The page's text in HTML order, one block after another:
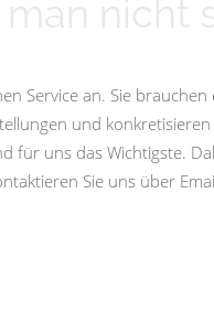
Service an. Sie brauchen
und
für uns das Wichtigste.
Sie uns über